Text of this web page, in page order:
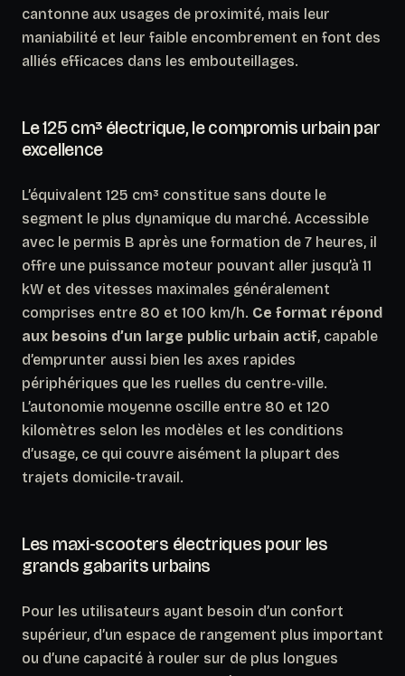
cantonne aux usages de proximité, mais leur
maniabilité et leur faible encombrement en font des
alliés efficaces dans les embouteillages.
Le 125 cm³ électrique, le compromis urbain par
excellence
L’équivalent 125 cm³ constitue sans doute le
segment le plus dynamique du marché. Accessible
avec le permis B après une formation de 7 heures, il
offre une puissance moteur pouvant aller jusqu’à 11
kW et des vitesses maximales généralement
comprises entre 80 et 100 km/h. Ce format répond
aux besoins d’un large public urbain actif, capable
d’emprunter aussi bien les axes rapides
périphériques que les ruelles du centre-ville.
L’autonomie moyenne oscille entre 80 et 120
kilomètres selon les modèles et les conditions
d’usage, ce qui couvre aisément la plupart des
trajets domicile-travail.
Les maxi-scooters électriques pour les
grands gabarits urbains
Pour les utilisateurs ayant besoin d’un confort
supérieur, d’un espace de rangement plus important
ou d’une capacité à rouler sur de plus longues